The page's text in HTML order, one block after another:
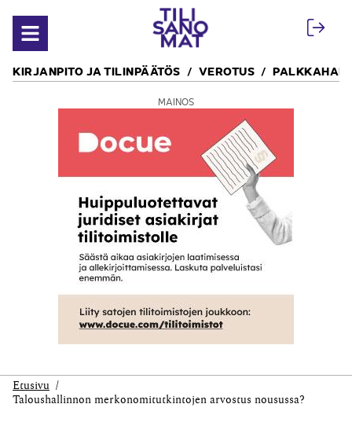
Avaa valikko
KIRJANPITO JA TILINPÄÄTÖS VEROTUS
MAINOS
Etusivu
Taloushallinnon merkonomitutkintojen arvostus nousussa?